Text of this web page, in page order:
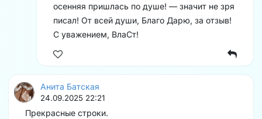
осенняя пришлась по душе! — значит не зря
писал! От всей души, Благо Дарю, за отзыв!
С уважением, ВлаСт!
Анита Батская
24.09.2025 22:21
Прекрасные строки.